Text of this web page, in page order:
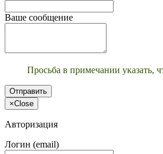
Ваше сообщение
Просьба в примечании указать,
Отправить
×Close
Авторизация
Логин (email)